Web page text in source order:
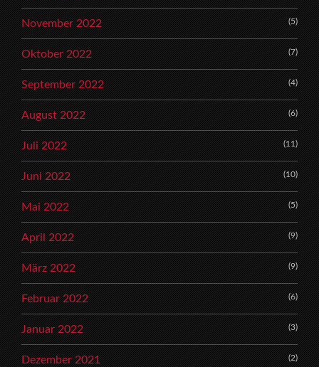
November 2022 (5)
Oktober 2022 (7)
September 2022 (4)
August 2022 (6)
Juli 2022 (11)
Juni 2022 (10)
Mai 2022 (5)
April 2022 (9)
März 2022 (9)
Februar 2022 (6)
Januar 2022 (3)
Dezember 2021 (2)